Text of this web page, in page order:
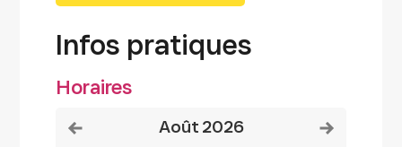
Infos pratiques
Horaires
Voir le mois précédentaoût 2026